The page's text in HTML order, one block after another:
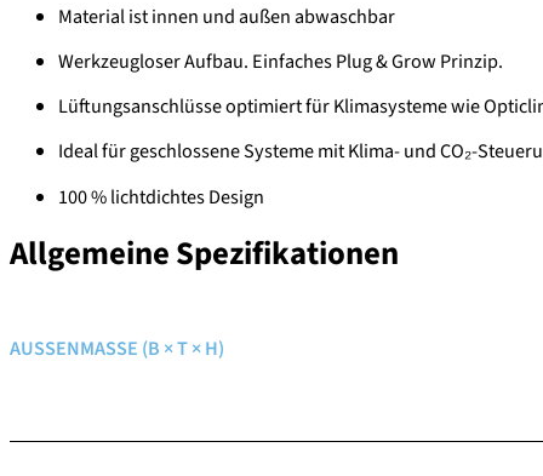
Material ist innen und außen abwaschbar
Werkzeugloser Aufbau. Einfaches Plug & Grow Prinzip.
Lüftungsanschlüsse optimiert für Klimasysteme wie
Ideal für geschlossene Systeme mit Klima- und CO₂-
100 % lichtdichtes Design
Allgemeine Spezifikationen
AUSSENMASSE (B × T × H)